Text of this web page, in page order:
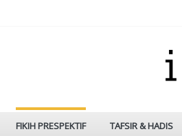
FIKIH PRESPEKTIF TAFSIR & HADIS